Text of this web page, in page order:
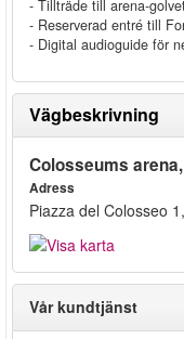
- Tillträde till arena-
- Reserverad entré till
- Digital audioguide för
Vägbeskrivning
Colosseums
Adress
Piazza del Colosseo
Vår kundtjänst